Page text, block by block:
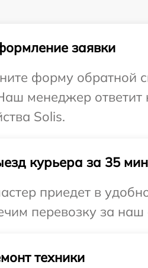
заявки
форму обратной
менеджер
Solis.
курьера за 35
приедет в
перевозку за наш
техники